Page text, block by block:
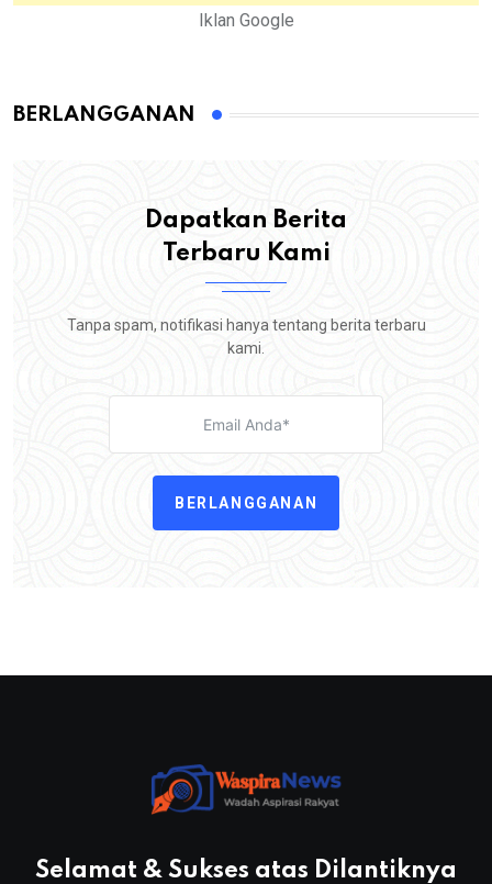
Iklan Google
BERLANGGANAN
Dapatkan Berita
Terbaru Kami
Tanpa spam, notifikasi hanya tentang berita terbaru
kami.
BERLANGGANAN
Selamat & Sukses atas Dilantiknya